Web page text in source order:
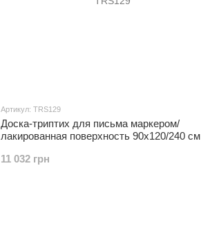
Артикул: TRS129
Доска-триптих для письма маркером/
лакированная поверхность 90x120/240 см
11 032 грн